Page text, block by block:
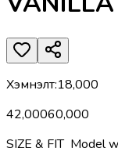
Хэмнэлт:18,000
42,00060,000
SIZE & FIT Model